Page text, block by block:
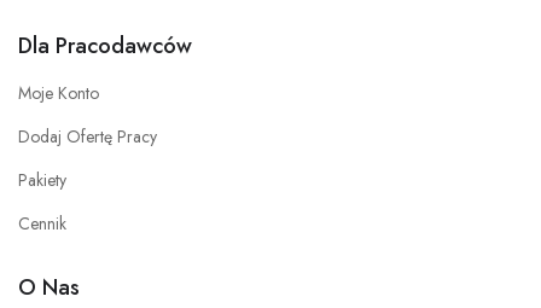
Dla Pracodawców
Moje Konto
Dodaj Ofertę Pracy
Pakiety
Cennik
O Nas